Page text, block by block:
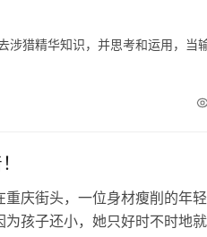
涉猎精华知识，并思考和运用，当
庆街头，一位身材瘦削的年
孩子还小，她只好时不时地